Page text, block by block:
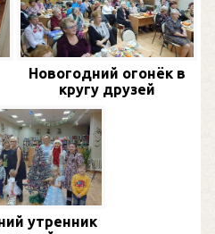
Новогодний огонёк в
кругу друзей
утренник